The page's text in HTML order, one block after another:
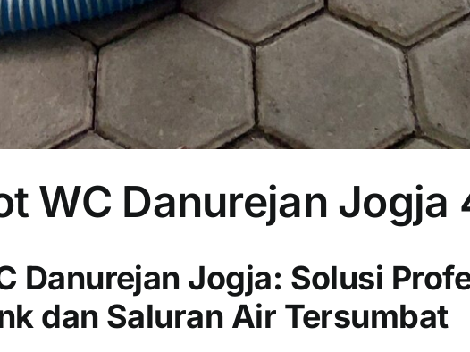
WC Danurejan Jogja
Danurejan Jogja: Solusi
dan Saluran Air Tersumbat